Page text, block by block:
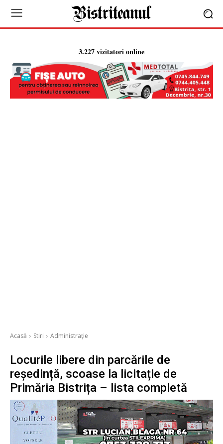
3.227 vizitatori online
Acasă Stiri Administrație
Locurile libere din parcările de
reședință, scoase la licitație de
Primăria Bistrița – lista completă